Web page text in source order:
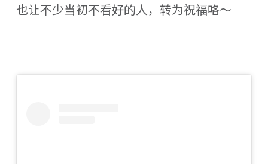
也让不少当初不看好的人，转为祝福咯～